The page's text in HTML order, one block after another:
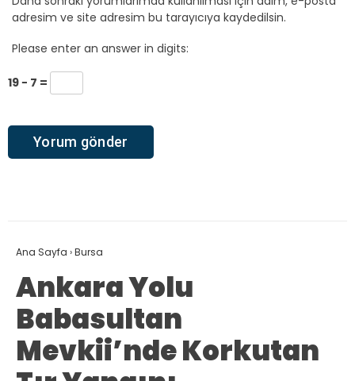
adresim ve site adresim bu tarayıcıya kaydedilsin.
Please enter an answer in digits:
19 − 7 =
Ana Sayfa ›Bursa
Ankara Yolu
Babasultan
Mevkii’nde Korkutan